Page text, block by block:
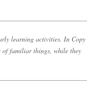
learning activities. In Copy
of familiar things, while they